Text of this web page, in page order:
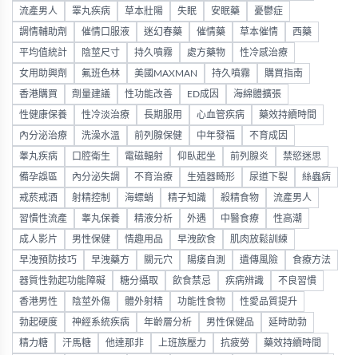
流產男人 睪丸疾病 草本壯陽 失眠 安眠藥 憂鬱症
調情輔助劑 催情口服液 迷幻春藥 催情藥 草本催情 西藥
平均值統計 陰莖尺寸 持久噴霧 處方藥物 性冷感治療
女用助興劑 氟班色林 美國MAXMAN 持久噴霧 購買指南
香港購買 劑量建議 性功能改善 ED成因 海綿體擴張
性健康保養 性冷淡治療 長期服用 心血管疾病 藥效持續時間
內分泌治療 洗澡水溫 前列腺保健 中年發福 不育成因
睾丸疾病 口腔衛生 電磁輻射 仰臥起坐 前列腺炎 禁慾迷思
備孕誤區 內分泌失調 不育治療 生殖器畸形 尿道下裂 絲蟲病
戒菸戒酒 射精控制 海螵蛸 精子知識 殺精食物 流產男人
習慣性流產 睾丸保養 精液分析 外遇 中醫食療 性高潮
成人影片 男性保健 情趣用品 早洩飲食 肌肉放鬆訓練
早洩預防技巧 早洩藥方 關元穴 陽痿自測 遺傳風險 食療方法
器質性勃起功能障礙 糖分攝取 飲食禁忌 疾病辨識 不良習慣
香港男性 陰莖外傷 體外射精 功能性食物 性愛品質提升
勃起硬度 神經系統疾病 年齡層分析 男性保健品 延時助勃
精力糖 汗馬糖 他達那非 上班族壓力 抗疲勞 藥效持續時間